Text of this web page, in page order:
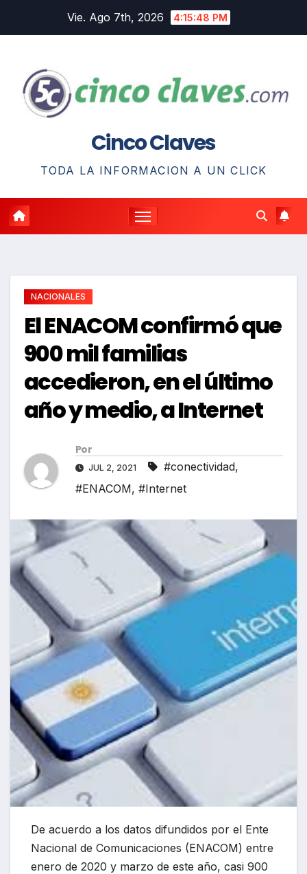
Vie. Ago 7th, 2026 4:15:50 PM
Cinco Claves
TODA LA INFORMACION A UN CLICK
NACIONALES
El ENACOM confirmó que
900 mil familias
accedieron, en el último
año y medio, a Internet
Por
JUL 2, 2021 #conectividad,
#ENACOM, #Internet
De acuerdo a los datos difundidos por el Ente
Nacional de Comunicaciones (ENACOM) entre
enero de 2020 y marzo de este año, casi 900